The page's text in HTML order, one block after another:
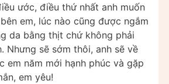
ước, điều thứ nhất anh muốn
em, lúc nào cũng được ngắm
da bằng thịt chứ không phải
Nhưng sẽ sớm thôi, anh sẽ về
em năm mới hạnh phúc và gặp
em yêu!